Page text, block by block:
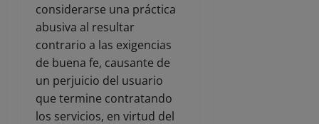
considerarse una práctica
abusiva al resultar
contrario a las exigencias
de buena fe, causante de
un perjuicio del usuario
que termine contratando
los servicios, en virtud del